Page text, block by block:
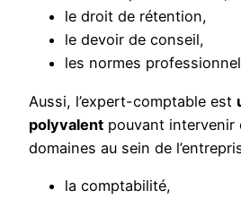
le droit de rétention,
le devoir de conseil,
les normes
Aussi, l’expert-comptable est
polyvalent pouvant intervenir
domaines au sein de
la comptabilité,